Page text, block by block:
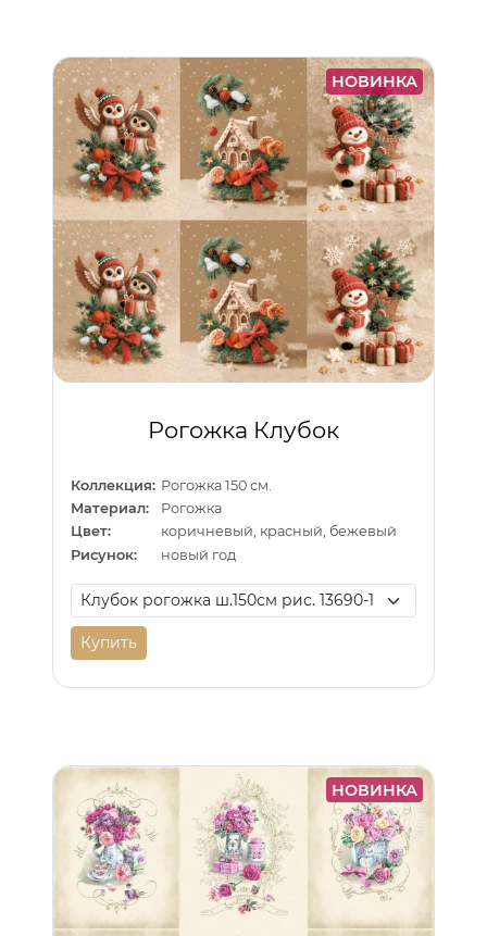
НОВИНКА
Рогожка Клубок
Коллекция: Рогожка 150 см.
Материал:
Рогожка
Цвет:
коричневый, красный, бежевый
Рисунок:
новый год
Купить
НОВИНКА